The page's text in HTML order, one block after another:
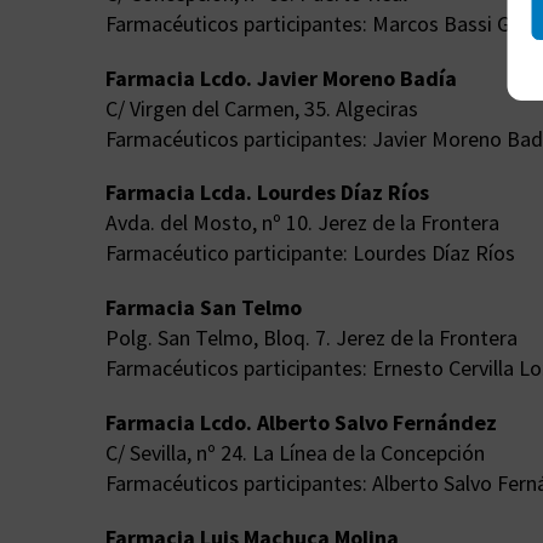
Farmacéuticos participantes: Marcos Bassi
Farmacia Lcdo. Javier Moreno Badía
C/ Virgen del Carmen, 35. Algeciras
Farmacéuticos participantes: Javier Moreno
Farmacia Lcda. Lourdes Díaz Ríos
Avda. del Mosto, nº 10. Jerez de la Frontera
Farmacéutico participante: Lourdes Díaz Ríos
Farmacia San Telmo
Polg. San Telmo, Bloq. 7. Jerez de la Frontera
Farmacéuticos participantes: Ernesto Cervilla
Farmacia Lcdo. Alberto Salvo Fernández
C/ Sevilla, nº 24. La Línea de la Concepción
Farmacéuticos participantes: Alberto Salvo
Farmacia Luis Machuca Molina